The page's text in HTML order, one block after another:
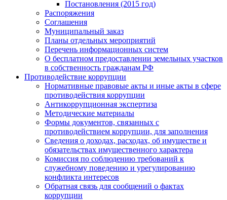
Постановления (2015 год)
Распоряжения
Соглашения
Муниципальный заказ
Планы отдельных мероприятий
Перечень информационных систем
О бесплатном предоставлении земельных участков
в собственность гражданам РФ
Противодействие коррупции
Нормативные правовые акты и иные акты в сфере
противодействия коррупции
Антикоррупционная экспертиза
Методические материалы
Формы документов, связанных с
противодействием коррупции, для заполнения
Сведения о доходах, расходах, об имуществе и
обязательствах имущественного характера
Комиссия по соблюдению требований к
служебному поведению и урегулированию
конфликта интересов
Обратная связь для сообщений о фактах
коррупции